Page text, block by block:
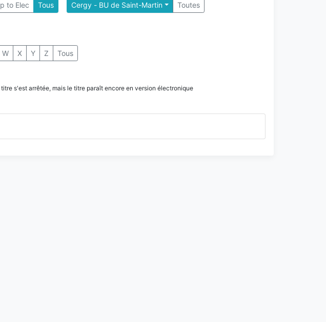
to Elec Tous Cergy - BU de Saint-Martin Toutes
W X Y Z Tous
s'est arrêtée, mais le titre paraît encore en version électronique